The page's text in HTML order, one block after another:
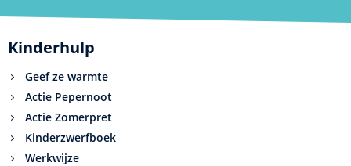
Kinderhulp
Geef ze warmte
Actie Pepernoot
Actie Zomerpret
Kinderzwerfboek
Werkwijze